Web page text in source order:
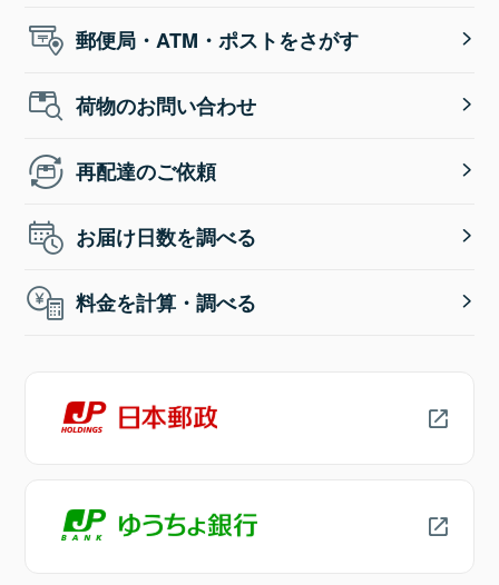
郵便局・ATM・ポストをさがす
荷物のお問い合わせ
再配達のご依頼
お届け日数を調べる
料金を計算・調べる